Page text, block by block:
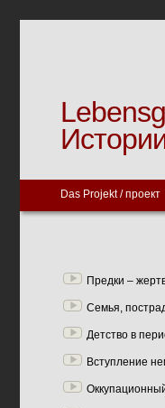
Das Projekt / проект
Предки –
Семья,
Детство в
Вступление